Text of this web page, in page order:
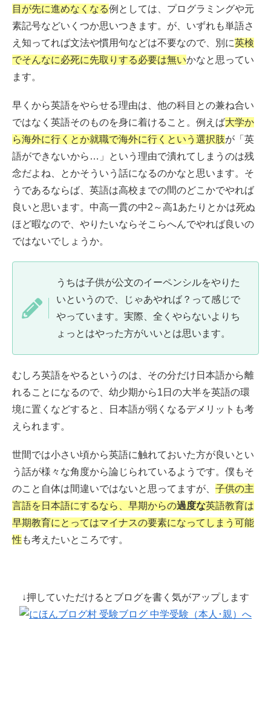
目が先に進めなくなる例としては、プログラミングや元
素記号などいくつか思いつきます。が、いずれも単語さ
え知ってれば文法や慣用句などは不要なので、別に英検
でそんなに必死に先取りする必要は無いかなと思ってい
ます。
早くから英語をやらせる理由は、他の科目との兼ね合い
ではなく英語そのものを身に着けること。例えば大学か
ら海外に行くとか就職で海外に行くという選択肢が「英
語ができないから…」という理由で潰れてしまうのは残
念だよね、とかそういう話になるのかなと思います。そ
うであるならば、英語は高校までの間のどこかでやれば
良いと思います。中高一貫の中2～高1あたりとかは死ぬ
ほど暇なので、やりたいならそこらへんでやれば良いの
ではないでしょうか。
うちは子供が公文のイーペンシルをやりた
いというので、じゃあやれば？って感じで
やっています。実際、全くやらないよりち
ょっとはやった方がいいとは思います。
むしろ英語をやるというのは、その分だけ日本語から離
れることになるので、幼少期から1日の大半を英語の環
境に置くなどすると、日本語が弱くなるデメリットも考
えられます。
世間では小さい頃から英語に触れておいた方が良いとい
う話が様々な角度から論じられているようです。僕もそ
のこと自体は間違いではないと思ってますが、 子供の主
言語を日本語にするなら、早期からの過度な英語教育は
早期教育にとってはマイナスの要素になってしまう可能
性 も考えたいところです。
↓押していただけるとブログを書く気がアップします